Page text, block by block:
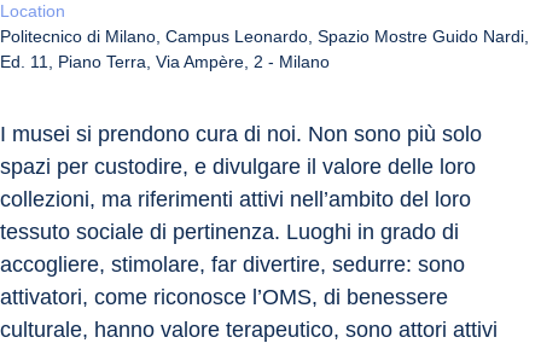
Location
Politecnico di Milano, Campus Leonardo, Spazio Mostre Guido Nardi,
Ed. 11, Piano Terra, Via Ampère, 2 - Milano
I musei si prendono cura di noi. Non sono più solo
spazi per custodire, e divulgare il valore delle loro
collezioni, ma riferimenti attivi nell’ambito del loro
tessuto sociale di pertinenza. Luoghi in grado di
accogliere, stimolare, far divertire, sedurre: sono
attivatori, come riconosce l’OMS, di benessere
culturale, hanno valore terapeutico, sono attori attivi